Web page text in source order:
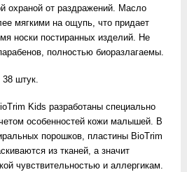
охраной от раздражений. Масло
мягкими на ощупь, что придает
носки постиранных изделий. Не
полностью биоразлагаемы.
38 штук.
Kids разработаны специально
особенностей кожи малышей. В
порошков, пластины BioTrim
из тканей, а значит
чувствительностью и аллергикам.